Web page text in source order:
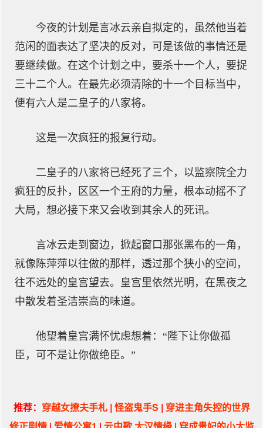
今夜的计划是言冰云亲自拟定的，虽然他当着
范闲的面表达了坚决的反对，可是该做的事情还是
要继续做。在这个计划之中，要杀十一个人，要捉
三十二个人。在最先必须清除的十一个目标当中，
便有六人是二皇子的八家将。
这是一次疯狂的报复行动。
二皇子的八家将已经死了三个，以监察院全力
疯狂的反扑，区区一个王府的力量，根本动摇不了
大局，想必接下来又会收到其余人的死讯。
言冰云走到窗边，掀起窗口那张黑布的一角，
就像陈萍萍以往做的那样，透过那个狭小的空间，
往不远处的皇宫望去。皇宫里依然光明，在黑夜之
中散发着圣洁崇高的味道。
他望着皇宫满怀忧虑想着：“陛下让你做孤
臣，可不是让你做绝臣。”
推荐： 穿越女撩夫手札| 怪盗鬼手S | 穿进主角失控的世界